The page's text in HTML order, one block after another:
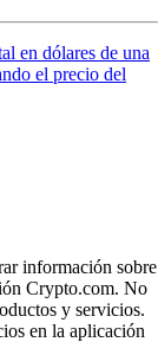
en dólares de una
el precio del
información sobre
Crypto.com. No
y servicios.
en la aplicación